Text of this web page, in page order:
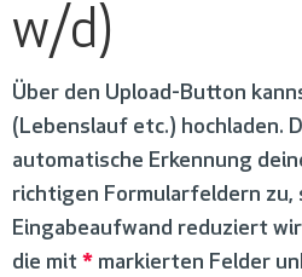
w/d)
Über den Upload-Button
(Lebenslauf etc.) hochladen.
automatische Erkennung
richtigen Formularfeldern zu,
Eingabeaufwand reduziert
die mit * markierten Felder